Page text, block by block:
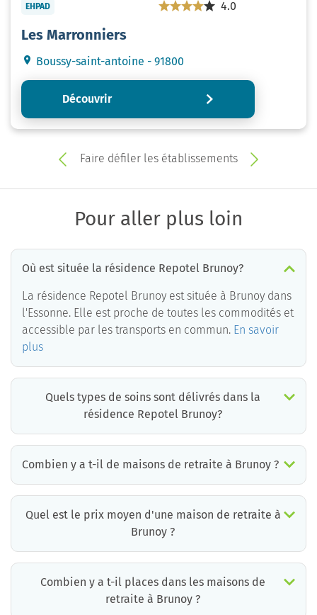
EHPAD 4.0
Les Marronniers
Boussy-saint-antoine - 91800
Découvrir
Faire défiler les établissements
Pour aller plus loin
Où est située la résidence Repotel Brunoy?
La résidence Repotel Brunoy est située à Brunoy dans
l'Essonne. Elle est proche de toutes les commodités et
accessible par les transports en commun. En savoir
plus
Quels types de soins sont délivrés dans la
résidence Repotel Brunoy?
Combien y a t-il de maisons de retraite à Brunoy ?
Quel est le prix moyen d'une maison de retraite à
Brunoy ?
Combien y a t-il places dans les maisons de
retraite à Brunoy ?